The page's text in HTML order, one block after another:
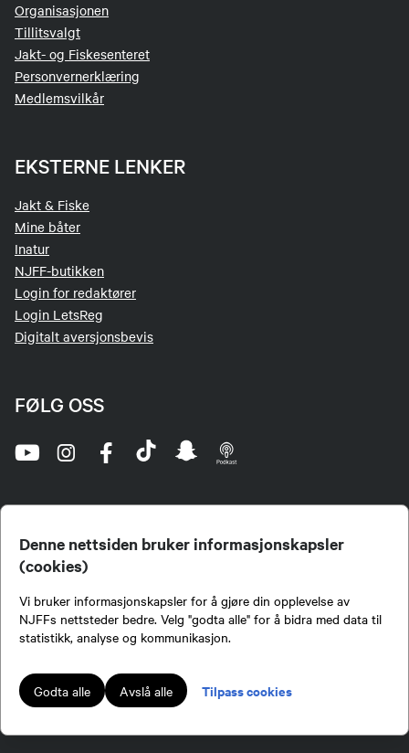
Denne nettsiden bruker informasjonskapsler
(cookies)
Vi bruker informasjonskapsler for å gjøre din opplevelse av
NJFFs nettsteder bedre. Velg "godta alle" for å bidra med data til
statistikk, analyse og kommunikasjon.
Godta alle Avslå alle Tilpass cookies
Organisasjonen
Tillitsvalgt
Jakt- og Fiskesenteret
Personvernerklæring
Medlemsvilkår
EKSTERNE LENKER
Jakt & Fiske
Mine båter
Inatur
NJFF-butikken
Login for redaktører
Login LetsReg
Digitalt aversjonsbevis
FØLG OSS
jegere og sportsfiskere og et av de viktigste miljøene for formidling av kunnskap om jakt og
fiske i Norge. Vi er en partipolitisk nøytral organisasjon, men har et sterkt jakt-, fiske-, og
naturpolitisk engasjement i mange saker.
Lokalforeninger tilsluttet Norges Jeger- og Fiskerforbund har ansvar for innhold de
publiserer på njff.no.